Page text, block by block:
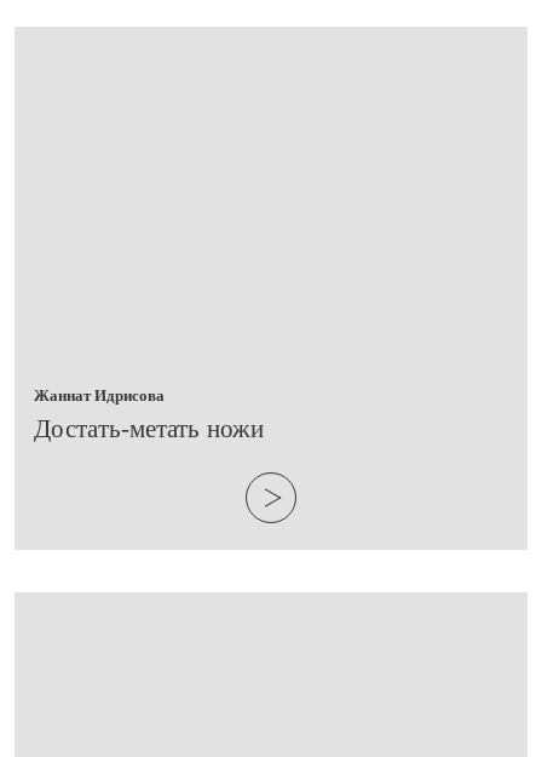
Жаннат Идрисова
​Достать-метать ножи